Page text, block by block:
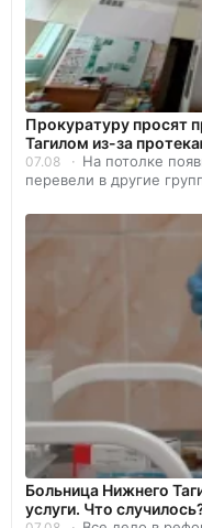
Прокуратуру просят
Тагилом из-за
07.08
На потолке
перевели в другие
Больница Нижнего
услуги. Что